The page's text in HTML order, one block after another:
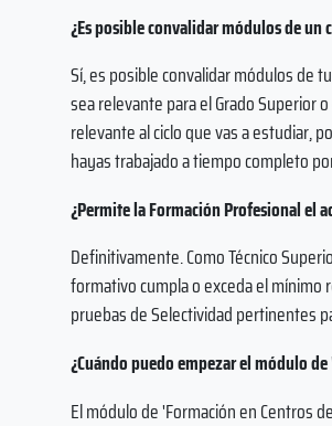
¿Es posible convalidar módulos de
Sí, es posible convalidar módulos de
sea relevante para el Grado Superior
relevante al ciclo que vas a estudiar,
hayas trabajado a tiempo completo
¿Permite la Formación Profesional el
Definitivamente. Como Técnico
formativo cumpla o exceda el
pruebas de Selectividad pertinentes
¿Cuándo puedo empezar el módulo
El módulo de 'Formación en Centros